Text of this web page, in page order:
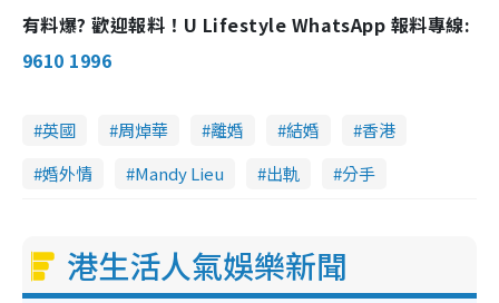
有料爆? 歡迎報料！U Lifestyle WhatsApp 報料專線:
9610 1996
英國 周焯華 離婚 結婚
香港
婚外情
Mandy Lieu 出軌 分手
港生活人氣娛樂新聞